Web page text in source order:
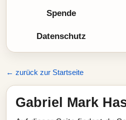
Spende
Datenschutz
← zurück zur Startseite
Gabriel Mark